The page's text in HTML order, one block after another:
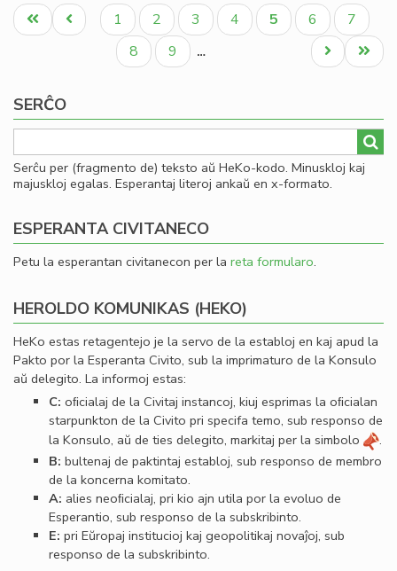
en
Pagination
Unua
paĝo
Antaŭa
paĝo
Paĝo
1 Paĝo
2 Paĝo
3 Paĝo
4
Aktuala
paĝo
5 Paĝo
6 Paĝo
7
Paĝo
8 Paĝo
9 …
Last
page
Next
page
SERĈO
Serĉu per (fragmento de) teksto aŭ HeKo-kodo. Minuskloj kaj
majuskloj egalas. Esperantaj literoj ankaŭ en x-formato.
ESPERANTA CIVITANECO
Petu la esperantan civitanecon per la reta formularo.
HEROLDO KOMUNIKAS (HEKO)
HeKo estas retagentejo je la servo de la establoj en kaj apud la
Pakto por la Esperanta Civito, sub la imprimaturo de la Konsulo
aŭ delegito. La informoj estas:
C: oﬁcialaj de la Civitaj instancoj, kiuj esprimas la oﬁcialan
starpunkton de la Civito pri specifa temo, sub responso de
la Konsulo, aŭ de ties delegito, markitaj per la simbolo
.
B: bultenaj de paktintaj establoj, sub responso de membro
de la koncerna komitato.
A: alies neoﬁcialaj, pri kio ajn utila por la evoluo de
Esperantio, sub responso de la subskribinto.
E: pri Eŭropaj institucioj kaj geopolitikaj novaĵoj, sub
responso de la subskribinto.